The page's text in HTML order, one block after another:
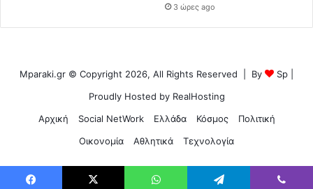
3 ώρες ago
Mparaki.gr © Copyright 2026, All Rights Reserved | By Sp
Proudly Hosted by RealHosting
Αρχική
Social NetWork Ελλάδα Κόσμος
Πολιτική
Οικονομία
Αθλητικά Τεχνολογία